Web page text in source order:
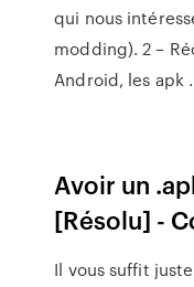
qui nous
modding). 2 –
Android, les apk
Avoir un
[Résolu] -
Il vous suffit